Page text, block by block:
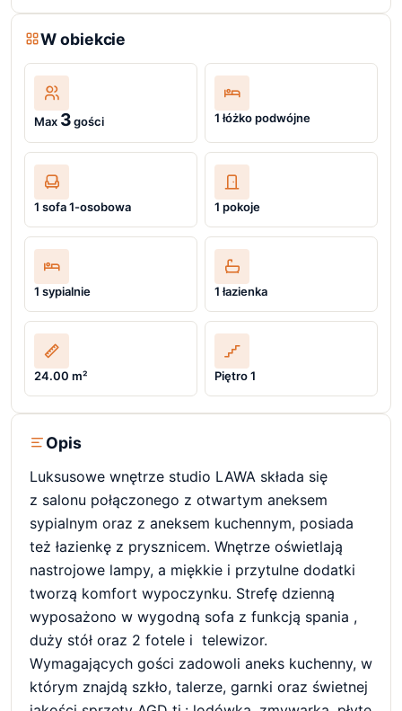
W obiekcie
Max 3gości 1 łóżko podwójne
1 sofa 1-osobowa 1 pokoje
1 sypialnie 1 łazienka
24.00 m² Piętro 1
Opis
Luksusowe wnętrze studio LAWA składa się
z salonu połączonego z otwartym aneksem
sypialnym oraz z aneksem kuchennym, posiada
też łazienkę z prysznicem. Wnętrze oświetlają
nastrojowe lampy, a miękkie i przytulne dodatki
tworzą komfort wypoczynku. Strefę dzienną
wyposażono w wygodną sofa z funkcją spania ,
duży stół oraz 2 fotele i telewizor.
Wymagających gości zadowoli aneks kuchenny, w
którym znajdą szkło, talerze, garnki oraz świetnej